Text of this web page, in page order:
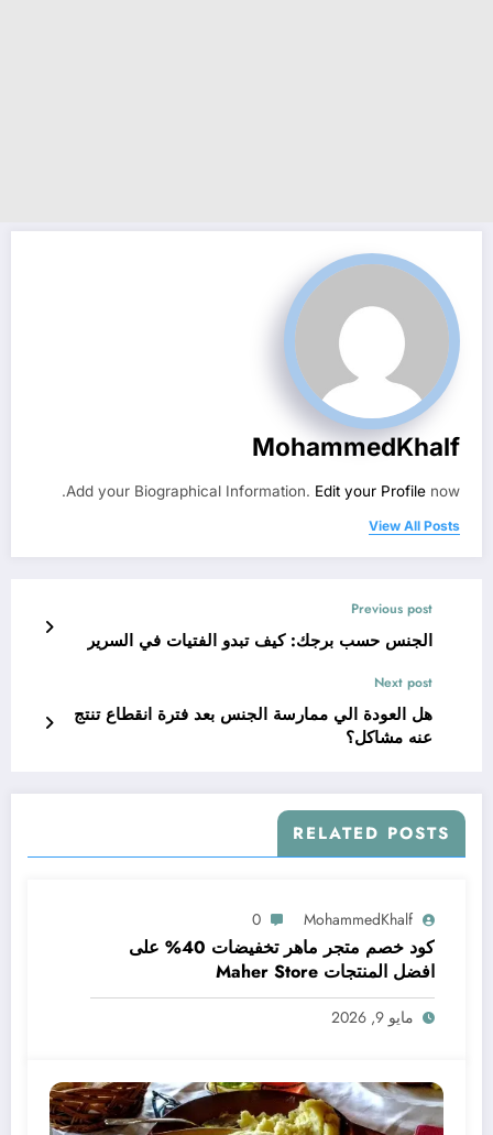
MohammedKhalf
Add your Biographical Information. Edit your Profile now.
View All Posts
Previous post
الجنس حسب برجك: كيف تبدو الفتيات في السرير
Next post
هل العودة الي ممارسة الجنس بعد فترة انقطاع تنتج
عنه مشاكل؟
RELATED POSTS
MohammedKhalf
0
كود خصم متجر ماهر تخفيضات 40% على
افضل المنتجات Maher Store
مايو 9, 2026